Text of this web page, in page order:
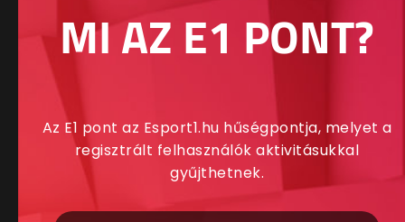
MI AZ E1 PONT?
Az E1 pont az Esport1.hu hűségpontja, melyet a
regisztrált felhasználók aktivitásukkal
gyűjthetnek.